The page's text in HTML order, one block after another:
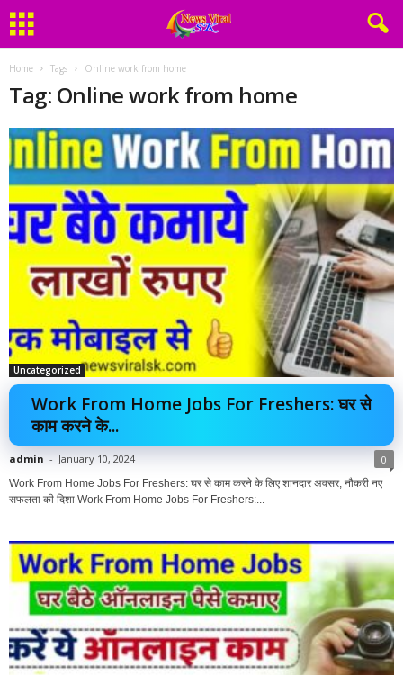
Home Tags Online work from home
Tag: Online work from home
Uncategorized
Work From Home Jobs For Freshers: घर से
काम करने के...
admin - January 10, 2024 0
Work From Home Jobs For Freshers: घर से काम करने के लिए शानदार अवसर, नौकरी नए
सफलता की दिशा Work From Home Jobs For Freshers:...